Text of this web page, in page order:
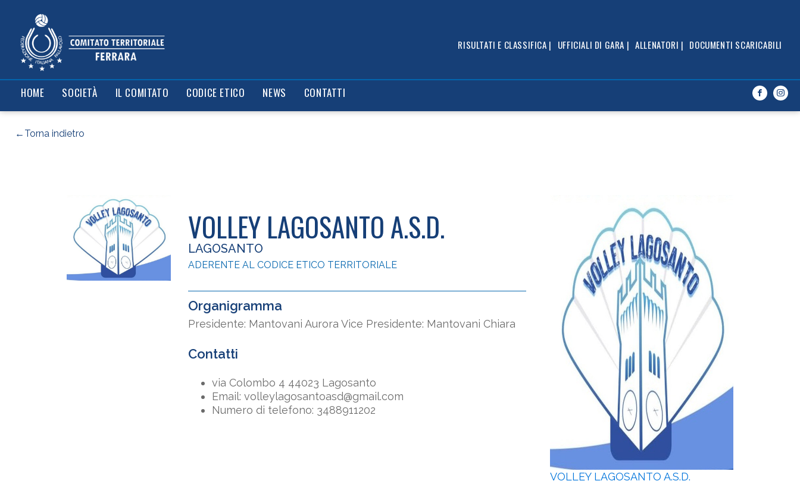
RISULTATI E CLASSIFICA | UFFICIALI DI GARA | ALLENATORI | DOCUMENTI SCARICABILI
HOME SOCIETÀ IL COMITATO CODICE ETICO NEWS CONTATTI
←Torna indietro
VOLLEY LAGOSANTO A.S.D.
LAGOSANTO
ADERENTE AL CODICE ETICO TERRITORIALE
Organigramma
Presidente: Mantovani Aurora Vice Presidente: Mantovani Chiara
Contatti
via Colombo 4 44023 Lagosanto
Email: volleylagosantoasd@gmail.com
Numero di telefono: 3488911202
VOLLEY LAGOSANTO A.S.D.
Il comitato